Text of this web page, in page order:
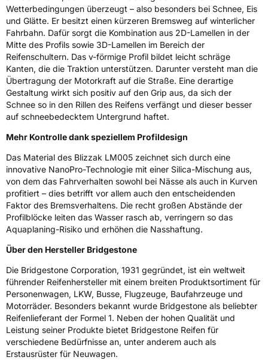
FahrzeugklasseC1
3PMSF / Schneeflockensymbol / Alpine-SymbolJa
Eisgrip Nein
EPREL ID 381926
Allgemeine Produktsicherheit (GPSR)
HerstellerkontaktBRIDGESTONE EU NV/SA, Via del Fosso del
market.surveillance@bridgestone.eu
Wetterbedingungen überzeugt – also besonders bei Schnee, Eis
und Glätte. Er besitzt einen kürzeren Bremsweg auf winterlicher
Fahrbahn. Dafür sorgt die Kombination aus 2D-Lamellen in der
Mitte des Profils sowie 3D-Lamellen im Bereich der
Reifenschultern. Das v-förmige Profil bildet leicht schräge
Kanten, die die Traktion unterstützen. Darunter versteht man die
Übertragung der Motorkraft auf die Straße. Eine derartige
Gestaltung wirkt sich positiv auf den Grip aus, da sich der
Schnee so in den Rillen des Reifens verfängt und dieser besser
auf schneebedecktem Untergrund haftet.
Mehr Kontrolle dank speziellem Profildesign
Das Material des Blizzak LM005 zeichnet sich durch eine
innovative NanoPro-Technologie mit einer Silica-Mischung aus,
von dem das Fahrverhalten sowohl bei Nässe als auch in Kurven
profitiert – dies betrifft vor allem auch den entscheidenden
Faktor des Bremsverhaltens. Die recht großen Abstände der
Profilblöcke leiten das Wasser rasch ab, verringern so das
Aquaplaning-Risiko und erhöhen die Nasshaftung.
Über den Hersteller Bridgestone
Die Bridgestone Corporation, 1931 gegründet, ist ein weltweit
führender Reifenhersteller mit einem breiten Produktsortiment für
Personenwagen, LKW, Busse, Flugzeuge, Baufahrzeuge und
Motorräder. Besonders bekannt wurde Bridgestone als beliebter
Reifenlieferant der Formel 1. Neben der hohen Qualität und
Leistung seiner Produkte bietet Bridgestone Reifen für
verschiedene Bedürfnisse an, unter anderem auch als
Erstausrüster für Neuwagen.